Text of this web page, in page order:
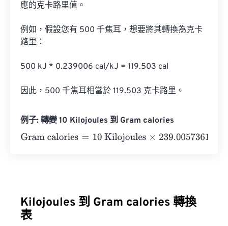
應的克卡路里值。
例如，假設您有 500 千焦耳，想要將其轉換為克卡
路里：
500 kJ * 0.239006 cal/kJ = 119.503 cal
因此，500 千焦耳相當於 119.503 克卡路里。
例子: 轉變 10 Kilojoules 到 Gram calories
Gram calories=10 Kilojoules×239.00573614=
Kilojoules 到 Gram calories 轉換
表